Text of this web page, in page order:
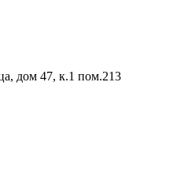
дом 47, к.1 пом.213